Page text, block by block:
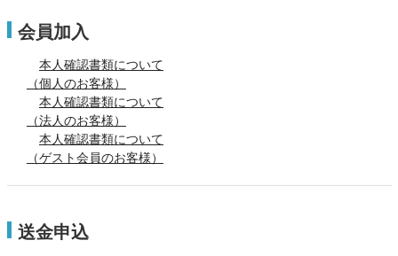
会員加入
本人確認書類について
（個人のお客様）
本人確認書類について
（法人のお客様）
本人確認書類について
（ゲスト会員のお客様）
送金申込